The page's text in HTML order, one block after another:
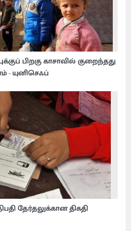
பிறகு காசாவில் குறைந்தது
- யுனிசெஃப்
தேர்தலுக்கான திகதி